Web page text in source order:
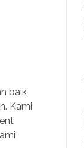
baik
Kami